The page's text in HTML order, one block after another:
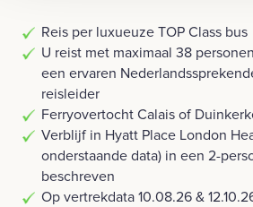
Reis per luxueuze TOP Class bus
U reist met maximaal 38
een ervaren
reisleider
Ferryovertocht Calais of
Verblijf in Hyatt Place London
onderstaande data) in een 2-
beschreven
Op vertrekdata 10.08.26 &